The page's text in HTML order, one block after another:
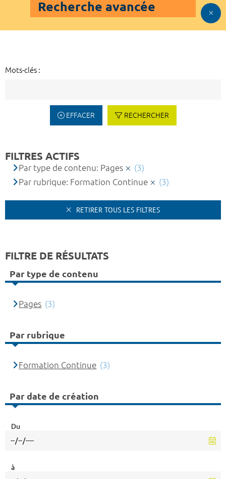
Recherche avancée
Mots-clés :
EFFACER RECHERCHER
FILTRES ACTIFS
Par type de contenu: Pages
(3)
Par rubrique: Formation Continue
(3)
RETIRER TOUS LES FILTRES
FILTRE DE RÉSULTATS
Par type de contenu
Pages (3)
Par rubrique
Formation Continue (3)
Par date de création
Du
à